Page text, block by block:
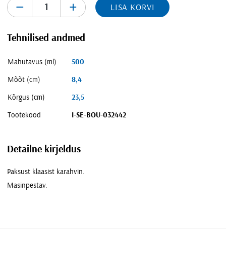
- + LISA KORVI
Tehnilised andmed
Mahutavus (ml) 500
Mõõt (cm) 8,4
Kõrgus (cm) 23,5
Tootekood I-SE-BOU-032442
Detailne kirjeldus
Paksust klaasist karahvin.
Masinpestav.